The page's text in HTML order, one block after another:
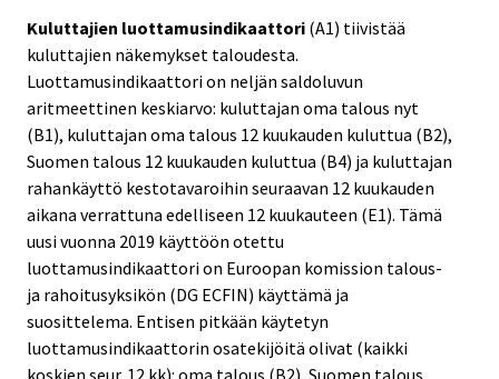
Kuluttajien luottamusindikaattori (A1) tiivistää
kuluttajien näkemykset taloudesta.
Luottamusindikaattori on neljän saldoluvun
aritmeettinen keskiarvo: kuluttajan oma talous nyt
(B1), kuluttajan oma talous 12 kuukauden kuluttua (B2),
Suomen talous 12 kuukauden kuluttua (B4) ja kuluttajan
rahankäyttö kestotavaroihin seuraavan 12 kuukauden
aikana verrattuna edelliseen 12 kuukauteen (E1). Tämä
uusi vuonna 2019 käyttöön otettu
luottamusindikaattori on Euroopan komission talous-
ja rahoitusyksikön (DG ECFIN) käyttämä ja
suosittelema. Entisen pitkään käytetyn
luottamusindikaattorin osatekijöitä olivat (kaikki